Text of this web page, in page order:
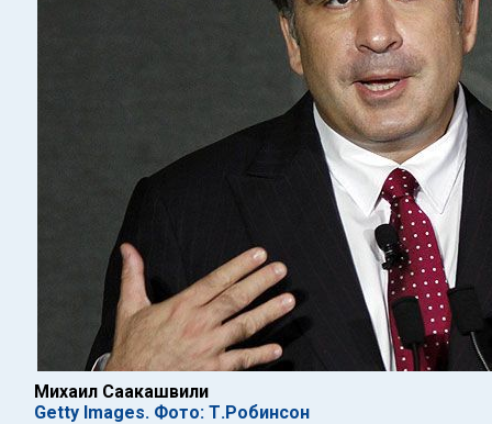
Михаил Саакашвили
Getty Images. Фото: Т.Робинсон